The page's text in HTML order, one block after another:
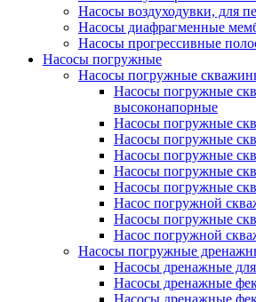
Насосы воздуходувки, для
Насосы диафрагменные
Насосы прогрессивные
Насосы погружные
Насосы погружные
Насосы погружные
высоконапорные
Насосы погружные
Насосы погружные
Насосы погружные
Насосы погружные
Насосы погружные
Насос погружной
Насосы погружные
Насос погружной
Насосы погружные
Насосы дренажные
Насосы дренажные
Насосы дренажные